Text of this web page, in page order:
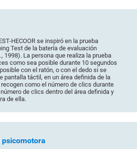
HECOOR se inspiró en la prueba
Test de la batería de evaluación
1998). La persona que realiza la prueba
como sea posible durante 10 segundos
con el ratón, o con el dedo si se
pantalla táctil, en un área definida de la
como el número de clics durante
de clics dentro del área definida y
de ella.
psicomotora